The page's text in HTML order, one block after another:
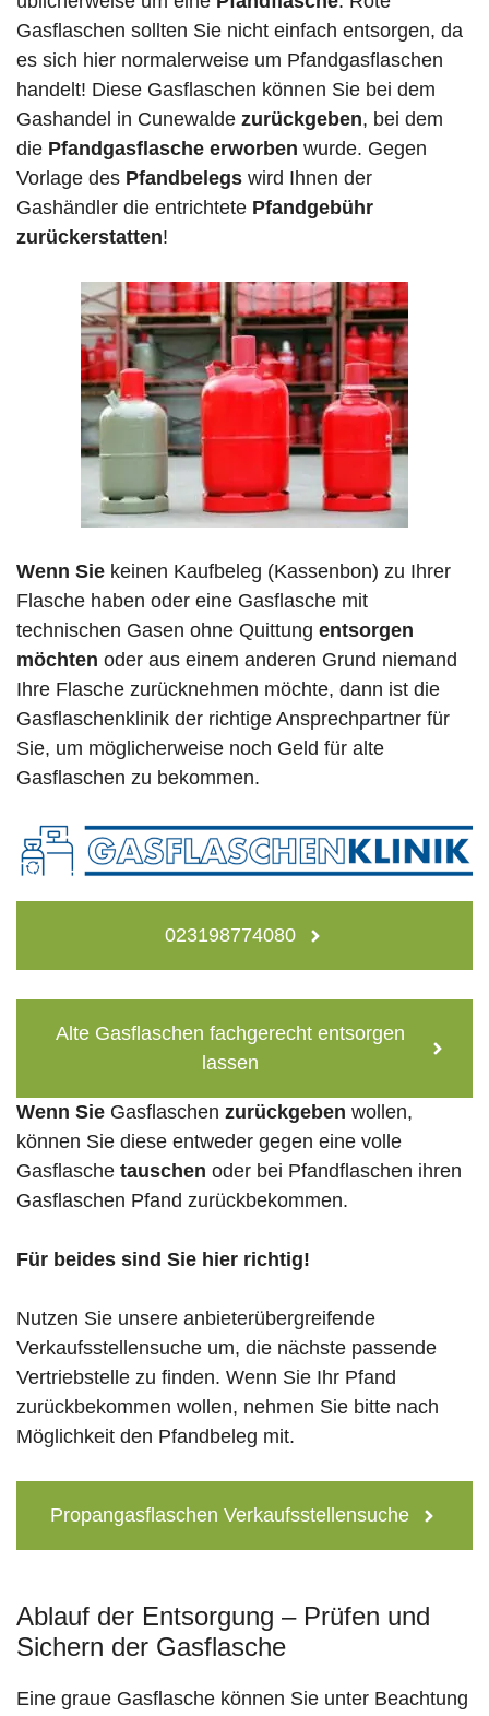
Gasflaschen sollten Sie nicht einfach entsorgen, da
es sich hier normalerweise um Pfandgasflaschen
handelt! Diese Gasflaschen können Sie bei dem
Gashandel in Cunewalde zurückgeben, bei dem
die Pfandgasflasche erworben wurde. Gegen
Vorlage des Pfandbelegs wird Ihnen der
Gashändler die entrichtete Pfandgebühr
zurückerstatten!
Wenn Sie keinen Kaufbeleg (Kassenbon) zu Ihrer
Flasche haben oder eine Gasflasche mit
technischen Gasen ohne Quittung entsorgen
möchten oder aus einem anderen Grund niemand
Ihre Flasche zurücknehmen möchte, dann ist die
Gasflaschenklinik der richtige Ansprechpartner für
Sie, um möglicherweise noch Geld für alte
Gasflaschen zu bekommen.
023198774080
Alte Gasflaschen fachgerecht entsorgen
lassen
Wenn Sie Gasflaschen zurückgeben wollen,
können Sie diese entweder gegen eine volle
Gasflasche tauschen oder bei Pfandflaschen ihren
Gasflaschen Pfand zurückbekommen.
Für beides sind Sie hier richtig!
Nutzen Sie unsere anbieterübergreifende
Verkaufsstellensuche um, die nächste passende
Vertriebstelle zu finden. Wenn Sie Ihr Pfand
zurückbekommen wollen, nehmen Sie bitte nach
Möglichkeit den Pfandbeleg mit.
Propangasflaschen Verkaufsstellensuche
Ablauf der Entsorgung – Prüfen und
Sichern der Gasflasche
Eine graue Gasflasche können Sie unter Beachtung